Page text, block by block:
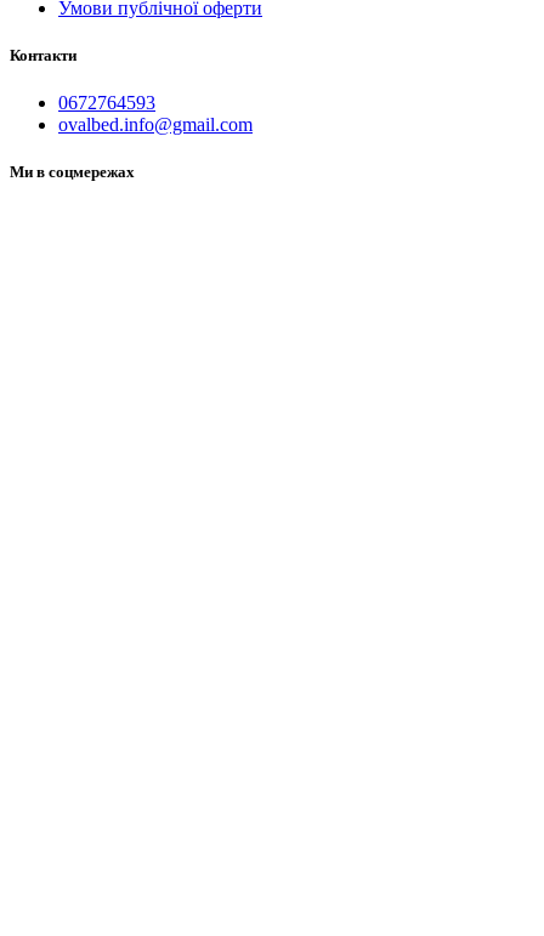
Умови публічної оферти
Контакти
0672764593
ovalbed.info@gmail.com
Ми в соцмережах